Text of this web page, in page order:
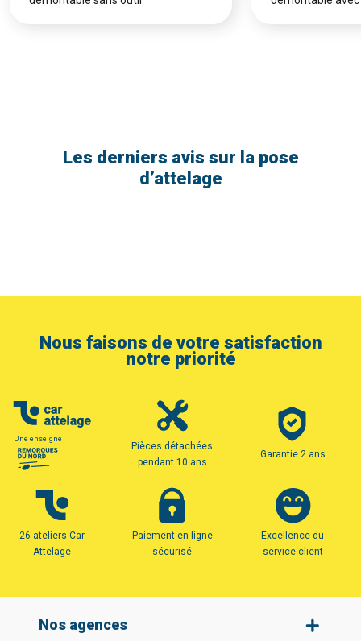
Les derniers avis sur la pose
d’attelage
Nous faisons de votre satisfaction
notre priorité
Une enseigne
Pièces détachées
pendant 10 ans
Garantie 2 ans
26 ateliers Car
Attelage
Paiement en ligne
sécurisé
Excellence du
service client
Nos agences